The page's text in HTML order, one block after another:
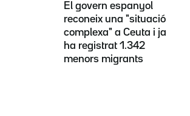
El govern espanyol
reconeix una "situació
complexa" a Ceuta i ja
ha registrat 1.342
menors migrants